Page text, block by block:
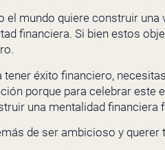
el mundo quiere construir una
financiera. Si bien estos
tener éxito financiero,
porque para celebrar este
una mentalidad financiera
de ser ambicioso y querer